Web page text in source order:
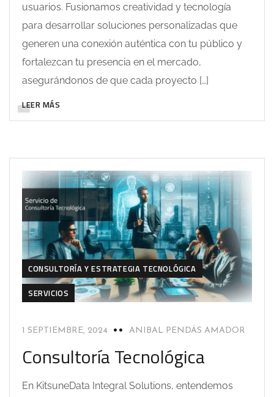
usuarios. Fusionamos creatividad y tecnología
para desarrollar soluciones personalizadas que
generen una conexión auténtica con tu público y
fortalezcan tu presencia en el mercado,
asegurándonos de que cada proyecto […]
LEER MÁS
CONSULTORÍA Y ESTRATEGIA TECNOLÓGICA
SERVICIOS
1 SEPTIEMBRE, 2024 ANIBAL PENDÁS AMADOR
Consultoría Tecnológica
En KitsuneData Integral Solutions, entendemos